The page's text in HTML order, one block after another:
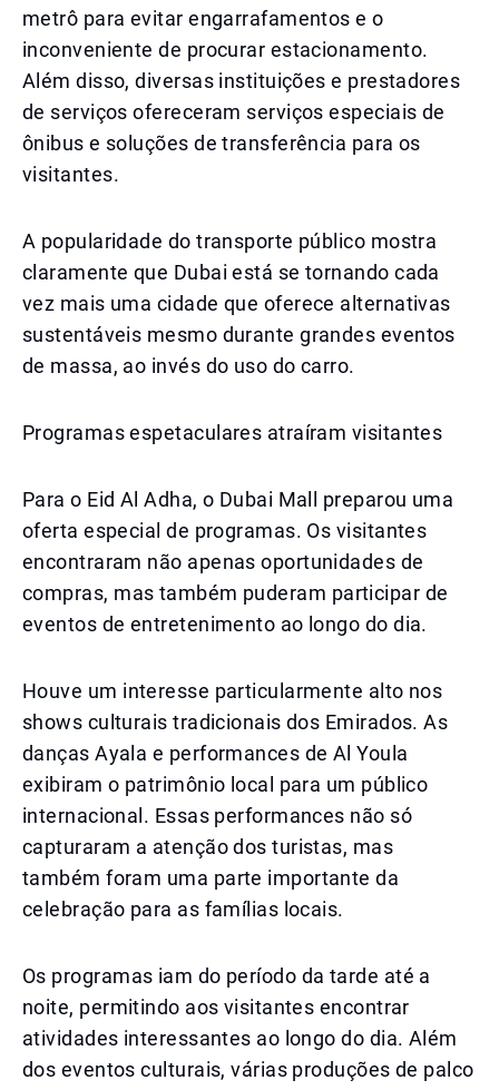
metrô para evitar engarrafamentos e o
inconveniente de procurar estacionamento.
Além disso, diversas instituições e prestadores
de serviços ofereceram serviços especiais de
ônibus e soluções de transferência para os
visitantes.
A popularidade do transporte público mostra
claramente que Dubai está se tornando cada
vez mais uma cidade que oferece alternativas
sustentáveis mesmo durante grandes eventos
de massa, ao invés do uso do carro.
Programas espetaculares atraíram visitantes
Para o Eid Al Adha, o Dubai Mall preparou uma
oferta especial de programas. Os visitantes
encontraram não apenas oportunidades de
compras, mas também puderam participar de
eventos de entretenimento ao longo do dia.
Houve um interesse particularmente alto nos
shows culturais tradicionais dos Emirados. As
danças Ayala e performances de Al Youla
exibiram o patrimônio local para um público
internacional. Essas performances não só
capturaram a atenção dos turistas, mas
também foram uma parte importante da
celebração para as famílias locais.
Os programas iam do período da tarde até a
noite, permitindo aos visitantes encontrar
atividades interessantes ao longo do dia. Além
dos eventos culturais, várias produções de palco